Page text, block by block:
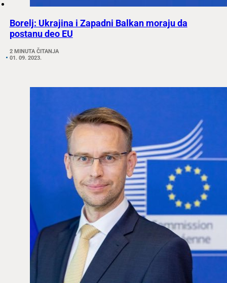
Borelj: Ukrajina i Zapadni Balkan moraju da
postanu deo EU
2 MINUTA ČITANJA
01. 09. 2023.